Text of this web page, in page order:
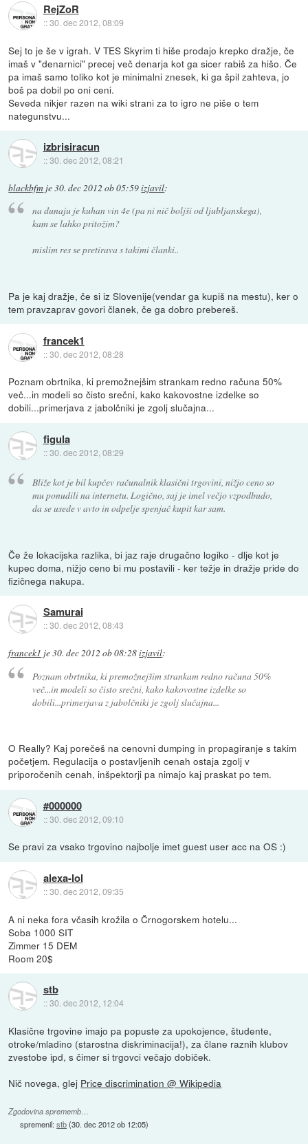
RejZoR
::30. dec 2012, 08:09
Sej to je še v igrah. V TES Skyrim ti hiše prodajo krepko dražje, če
imaš v "denarnici" precej več denarja kot ga sicer rabiš za hišo. Če
pa imaš samo toliko kot je minimalni znesek, ki ga špil zahteva, jo
boš pa dobil po oni ceni.
Seveda nikjer razen na wiki strani za to igro ne piše o tem
nategunstvu...
izbrisiracun
::30. dec 2012, 08:21
blackbfm je30. dec 2012 ob 05:59izjavil:
na dunaju je kuhan vin 4e (pa ni nič boljši od ljubljanskega),
kam se lahko pritožim?
mislim res se pretirava s takimi članki..
Pa je kaj dražje, če si iz Slovenije(vendar ga kupiš na mestu), ker o
tem pravzaprav govori članek, če ga dobro prebereš.
francek1
::30. dec 2012, 08:28
Poznam obrtnika, ki premožnejšim strankam redno računa 50%
več...in modeli so čisto srečni, kako kakovostne izdelke so
dobili...primerjava z jabolčniki je zgolj slučajna...
figula
::30. dec 2012, 08:29
Bliže kot je bil kupčev računalnik klasični trgovini, nižjo ceno so
mu ponudili na internetu. Logično, saj je imel večjo vzpodbudo,
da se usede v avto in odpelje spenjač kupit kar sam.
Če že lokacijska razlika, bi jaz raje drugačno logiko - dlje kot je
kupec doma, nižjo ceno bi mu postavili - ker težje in dražje pride do
fizičnega nakupa.
Samurai
::30. dec 2012, 08:43
francek1 je30. dec 2012 ob 08:28izjavil:
Poznam obrtnika, ki premožnejšim strankam redno računa 50%
več...in modeli so čisto srečni, kako kakovostne izdelke so
dobili...primerjava z jabolčniki je zgolj slučajna...
O Really? Kaj porečeš na cenovni dumping in propagiranje s takim
početjem. Regulacija o postavljenih cenah ostaja zgolj v
priporočenih cenah, inšpektorji pa nimajo kaj praskat po tem.
#000000
::30. dec 2012, 09:10
Se pravi za vsako trgovino najbolje imet guest user acc na OS :)
alexa-lol
::30. dec 2012, 09:35
A ni neka fora včasih krožila o Črnogorskem hotelu...
Soba 1000 SIT
Zimmer 15 DEM
Room 20$
stb
::30. dec 2012, 12:04
Klasične trgovine imajo pa popuste za upokojence, študente,
otroke/mladino (starostna diskriminacija!), za člane raznih klubov
zvestobe ipd, s čimer si trgovci večajo dobiček.
Nič novega, glej Price discrimination @ Wikipedia
Zgodovina sprememb…
spremenil:stb(30. dec 2012 ob 12:05)